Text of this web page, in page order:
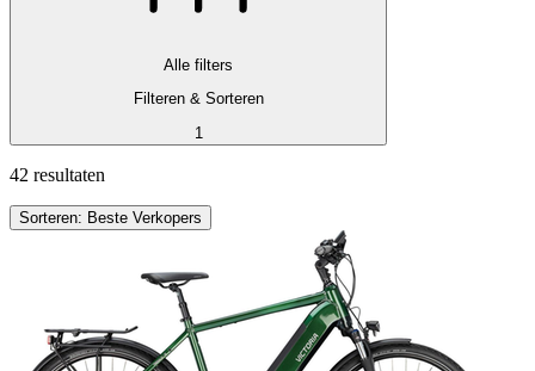
Alle filters
Filteren & Sorteren
1
42 resultaten
Sorteren: Beste Verkopers